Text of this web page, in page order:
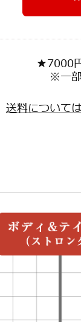
★7000
※一
送料について